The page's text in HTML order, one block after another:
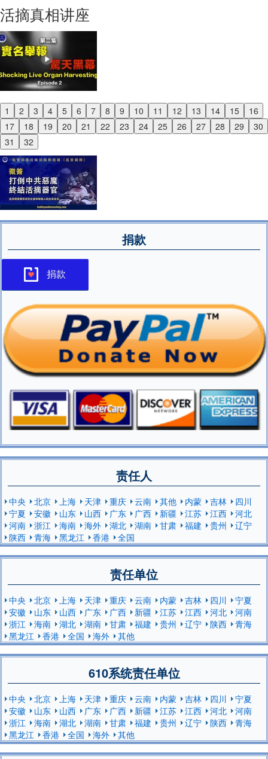
活摘真相讲座
1 2 3 4 5 6 7 8 9 10 11 12 13 14 15
16
17
18 19 20 21 22 23 24 25 26 27 28 29
30
31
32
Previous
Next
捐款
捐款
责任人
中央 北京 上海 天津 重庆 云南 其他 内蒙 吉林
四川
宁夏
安徽 山东 山西 广东 广西 新疆 江苏 江西
河北
河南
浙江 海南 海外 湖北 湖南 甘肃 福建 贵州
辽宁
陕西
青海 黑龙江 香港 全国
责任单位
中央 北京 上海 天津 重庆 云南 内蒙 吉林 四川
宁夏
安徽
山东 山西 广东 广西 新疆 江苏 江西 河北
河南
浙江
海南 湖北 湖南 甘肃 福建 贵州 辽宁 陕西
青海
黑龙江
香港 全国 海外 其他
610系统责任单位
中央 北京 上海 天津 重庆 云南 内蒙 吉林 四川
宁夏
安徽
山东 山西 广东 广西 新疆 江苏 江西 河北
河南
浙江
海南 湖北 湖南 甘肃 福建 贵州 辽宁 陕西
青海
黑龙江
香港 全国 海外 其他